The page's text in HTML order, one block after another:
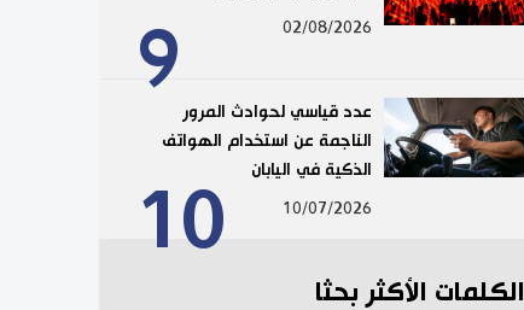
9
02/08/2026
10
عدد قياسي لحوادث المرور
الناجمة عن استخدام الهواتف
الذكية في اليابان
10/07/2026
الكلمات الأكثر بحثا